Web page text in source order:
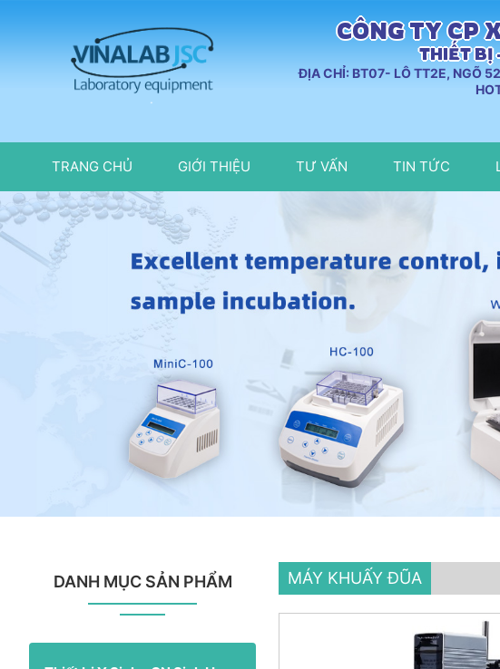
CÔNG TY CP
THIẾT BỊ
ĐỊA CHỈ: BT07- LÔ TT2E, NGÕ
TRANG CHỦ GIỚI THIỆU TƯ VẤN TIN TỨC
DANH MỤC SẢN PHẨM MÁY KHUẤY ĐŨA